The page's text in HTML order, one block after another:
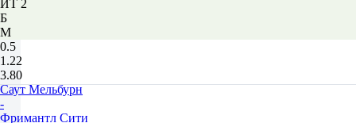
ИТ 2
Б
М
0.5
1.22
3.80
Саут Мельбурн
-
Фримантл Сити